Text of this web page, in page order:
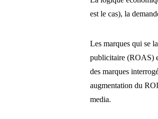
est le cas), la
Les marques qui se
publicitaire (ROAS)
des marques
augmentation du
media.